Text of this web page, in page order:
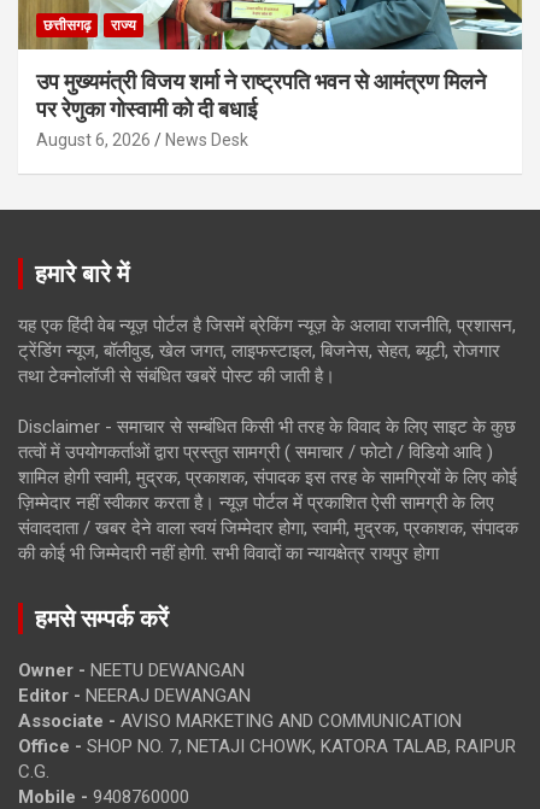
छत्तीसगढ़ राज्य
उप मुख्यमंत्री विजय शर्मा ने राष्ट्रपति भवन से आमंत्रण मिलने
पर रेणुका गोस्वामी को दी बधाई
August 6, 2026 News Desk
हमारे बारे में
यह एक हिंदी वेब न्यूज़ पोर्टल है जिसमें ब्रेकिंग न्यूज़ के अलावा राजनीति, प्रशासन,
ट्रेंडिंग न्यूज, बॉलीवुड, खेल जगत, लाइफस्टाइल, बिजनेस, सेहत, ब्यूटी, रोजगार
तथा टेक्नोलॉजी से संबंधित खबरें पोस्ट की जाती है।
Disclaimer - समाचार से सम्बंधित किसी भी तरह के विवाद के लिए साइट के कुछ
तत्वों में उपयोगकर्ताओं द्वारा प्रस्तुत सामग्री ( समाचार / फोटो / विडियो आदि )
शामिल होगी स्वामी, मुद्रक, प्रकाशक, संपादक इस तरह के सामग्रियों के लिए कोई
ज़िम्मेदार नहीं स्वीकार करता है। न्यूज़ पोर्टल में प्रकाशित ऐसी सामग्री के लिए
संवाददाता / खबर देने वाला स्वयं जिम्मेदार होगा, स्वामी, मुद्रक, प्रकाशक, संपादक
की कोई भी जिम्मेदारी नहीं होगी. सभी विवादों का न्यायक्षेत्र रायपुर होगा
हमसे सम्पर्क करें
Owner - NEETU DEWANGAN
Editor - NEERAJ DEWANGAN
Associate - AVISO MARKETING AND COMMUNICATION
Office - SHOP NO. 7, NETAJI CHOWK, KATORA TALAB, RAIPUR
C.G.
Mobile - 9408760000